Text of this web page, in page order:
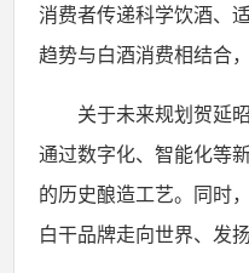
消费者传递科学饮酒、
趋势与白酒消费相结合
关于未来规划贺延
通过数字化、智能化等
的历史酿造工艺。同时
白干品牌走向世界、发扬